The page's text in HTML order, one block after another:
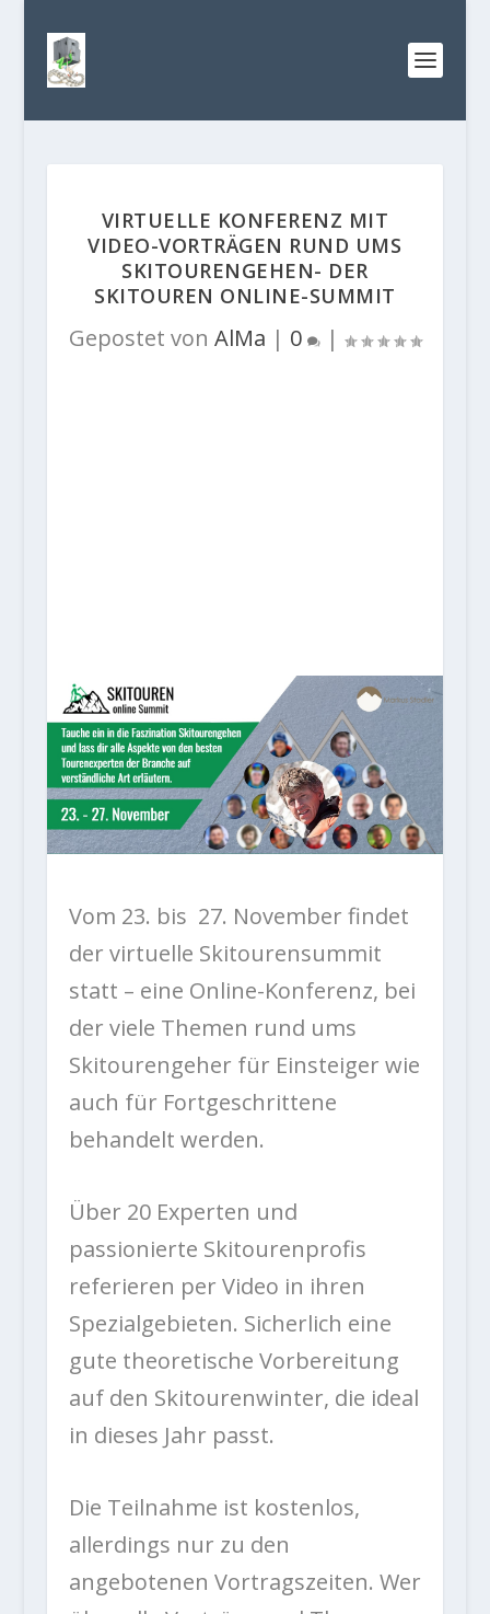
VIRTUELLE KONFERENZ MIT
VIDEO-VORTRÄGEN RUND UMS
SKITOURENGEHEN- DER
SKITOUREN ONLINE-SUMMIT
Gepostet von AlMa | 0 |
Vom 23. bis 27. November findet
der virtuelle Skitourensummit
statt – eine Online-Konferenz, bei
der viele Themen rund ums
Skitourengeher für Einsteiger wie
auch für Fortgeschrittene
behandelt werden.
Über 20 Experten und
passionierte Skitourenprofis
referieren per Video in ihren
Spezialgebieten. Sicherlich eine
gute theoretische Vorbereitung
auf den Skitourenwinter, die ideal
in dieses Jahr passt.
Die Teilnahme ist kostenlos,
allerdings nur zu den
angebotenen Vortragszeiten. Wer